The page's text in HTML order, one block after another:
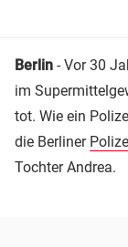
Berlin - Vor 30
im
tot. Wie ein
die Berliner
Tochter Andrea.